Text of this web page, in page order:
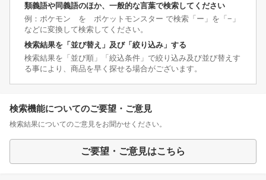
類義語や同義語のほか、一般的な言葉で検索してください
例：ポケモン を ポケットモンスター で検索「ー」を「−」
などに変換して検索してください。
検索結果を「並び替え」及び「絞り込み」する
検索結果を「並び順」「絞込条件」で絞り込み及び並び替えす
る事により、商品を早く探せる場合がございます。
検索機能についてのご要望・ご意見
検索結果についてのご意見をお聞かせください。
ご要望・ご意見はこちら